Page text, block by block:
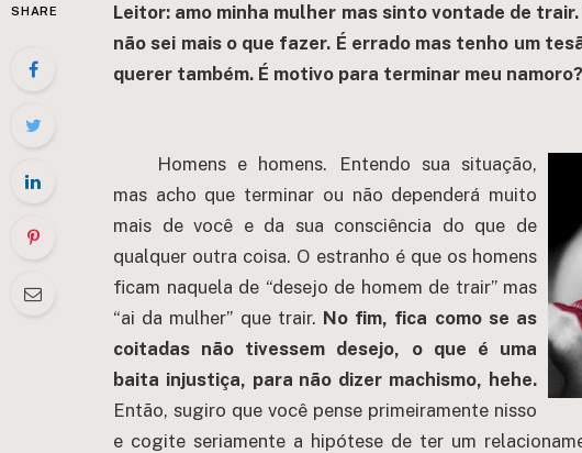
SHARE
Leitor: amo minha mulher mas sinto vontade de
não sei mais o que fazer. É errado mas tenho um
querer também. É motivo para terminar meu
Homens e homens. Entendo sua situação,
mas acho que terminar ou não dependerá muito
mais de você e da sua consciência do que de
qualquer outra coisa. O estranho é que os homens
ficam naquela de “desejo de homem de trair” mas
“ai da mulher” que trair. No fim, fica como se as
coitadas não tivessem desejo, o que é uma
baita injustiça, para não dizer machismo, hehe.
Então, sugiro que você pense primeiramente nisso
e cogite seriamente a hipótese de ter um